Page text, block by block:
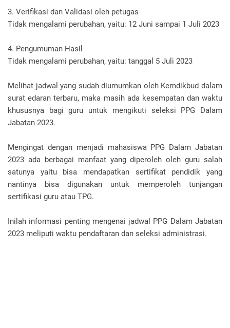
3. Verifikasi dan Validasi oleh petugas
Tidak mengalami perubahan, yaitu: 12 Juni sampai 1 Juli 2023
4. Pengumuman Hasil
Tidak mengalami perubahan, yaitu: tanggal 5 Juli 2023
Melihat jadwal yang sudah diumumkan oleh Kemdikbud dalam
surat edaran terbaru, maka masih ada kesempatan dan waktu
khususnya bagi guru untuk mengikuti seleksi PPG Dalam
Jabatan 2023.
Mengingat dengan menjadi mahasiswa PPG Dalam Jabatan
2023 ada berbagai manfaat yang diperoleh oleh guru salah
satunya yaitu bisa mendapatkan sertifikat pendidik yang
nantinya bisa digunakan untuk memperoleh tunjangan
sertifikasi guru atau TPG.
Inilah informasi penting mengenai jadwal PPG Dalam Jabatan
2023 meliputi waktu pendaftaran dan seleksi administrasi.